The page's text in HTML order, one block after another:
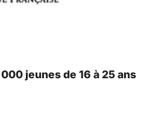
jeunes de 16 à 25 ans